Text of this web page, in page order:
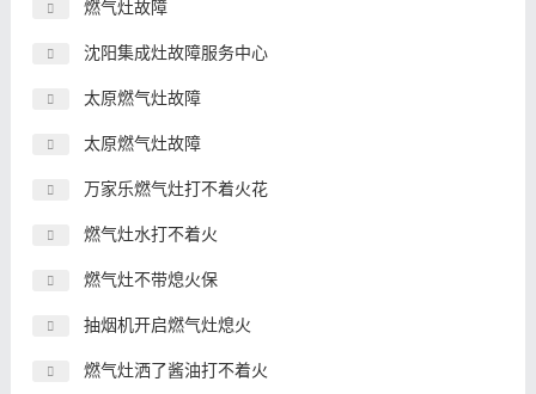
燃气灶故障
沈阳集成灶故障服务中心
太原燃气灶故障
太原燃气灶故障
万家乐燃气灶打不着火花
燃气灶水打不着火
燃气灶不带熄火保
抽烟机开启燃气灶熄火
燃气灶洒了酱油打不着火